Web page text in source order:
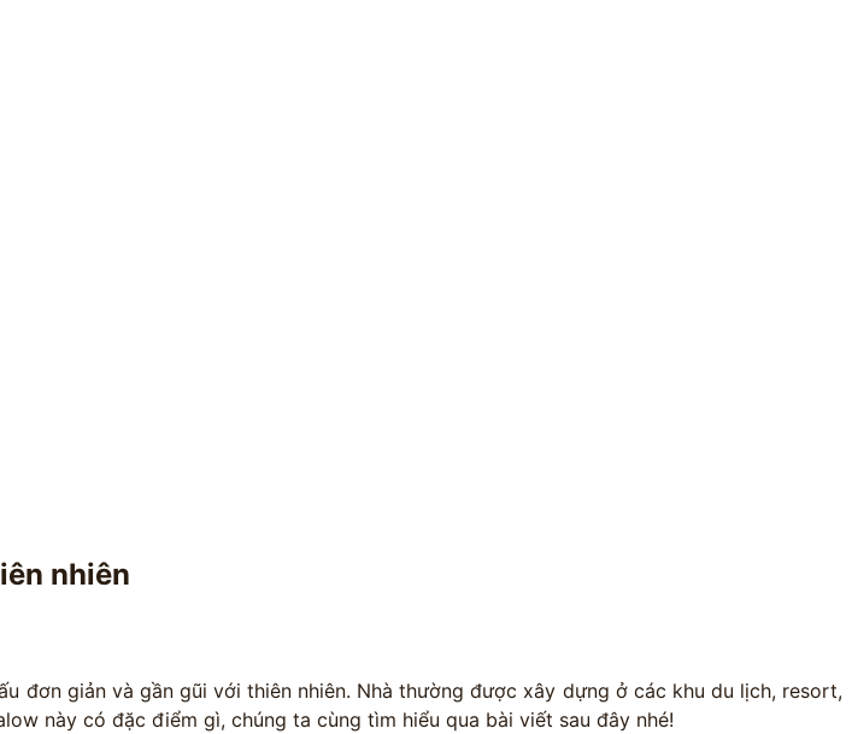
nhiên
đơn giản và gần gũi với thiên nhiên. Nhà thường được xây dựng ở các khu du lịch, resort,
này có đặc điểm gì, chúng ta cùng tìm hiểu qua bài viết sau đây nhé!